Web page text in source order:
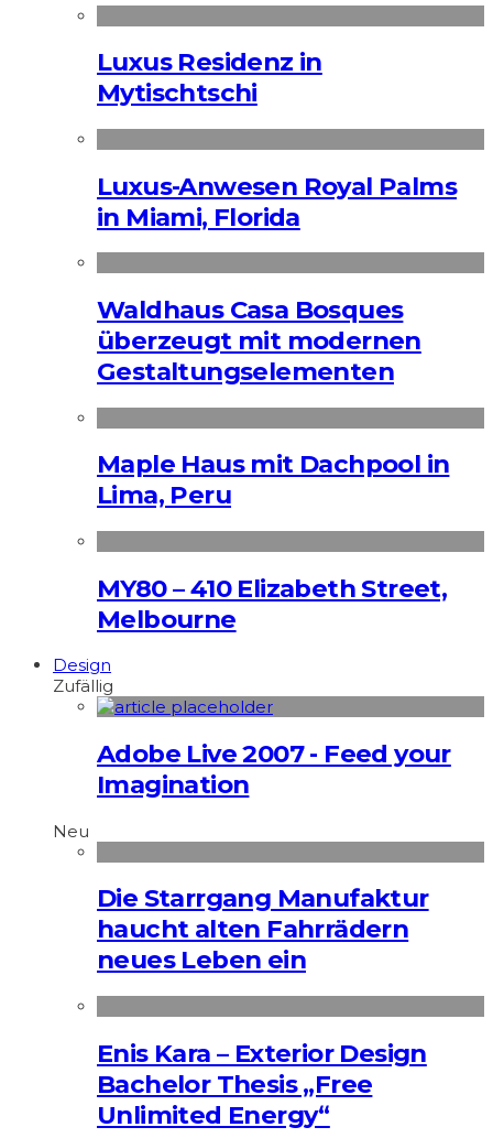
Luxus Residenz in
Mytischtschi
Luxus-Anwesen Royal Palms
in Miami, Florida
Waldhaus Casa Bosques
überzeugt mit modernen
Gestaltungselementen
Maple Haus mit Dachpool in
Lima, Peru
MY80 – 410 Elizabeth Street,
Melbourne
Design
Zufällig
Adobe Live 2007 - Feed your
Imagination
Neu
Die Starrgang Manufaktur
haucht alten Fahrrädern
neues Leben ein
Enis Kara – Exterior Design
Bachelor Thesis „Free
Unlimited Energy“